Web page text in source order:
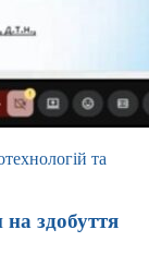
та
на здобуття